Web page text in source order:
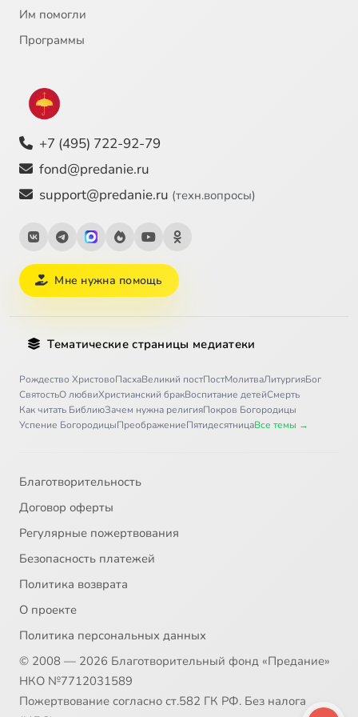
Им помогли
Программы
+7 (495) 722-92-79
fond@predanie.ru
support@predanie.ru (техн.вопросы)
Мне нужна помощь
Тематические страницы медиатеки
Рождество ХристовоПасхаВеликий постПостМолитваЛитургияБог
СвятостьО любвиХристианский бракВоспитание детейСмерть
Как читать БиблиюЗачем нужна религияПокров Богородицы
Успение БогородицыПреображениеПятидесятницаВсе темы →
Благотворительность
Договор оферты
Регулярные пожертвования
Безопасность платежей
Политика возврата
О проекте
Политика персональных данных
© 2008 — 2026 Благотворительный фонд «Предание»
НКО №7712031589
Пожертвование согласно ст.582 ГК РФ. Без налога